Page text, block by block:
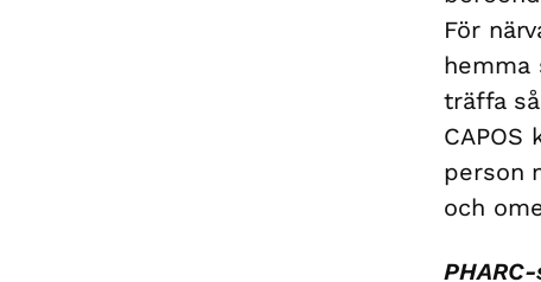
För
hemma
träffa
person
och